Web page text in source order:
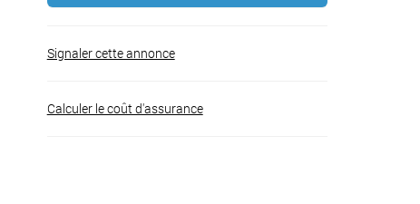
Signaler cette annonce
Calculer le coût d'assurance